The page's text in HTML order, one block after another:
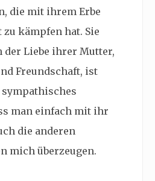
die mit ihrem Erbe
kämpfen hat. Sie
der Liebe ihrer Mutter,
Freundschaft, ist
man einfach mit ihr
die anderen
mich überzeugen.